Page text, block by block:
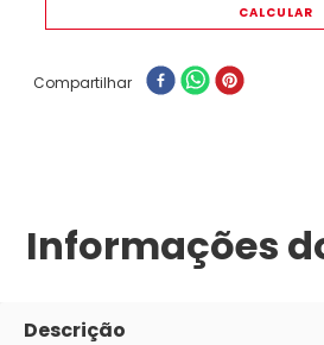
Compartilhar
Informações
Descrição